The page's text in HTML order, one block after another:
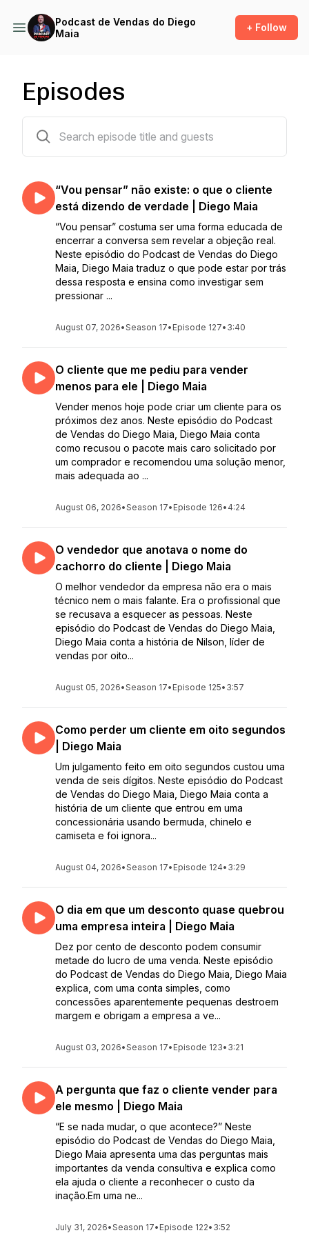
Podcast de Vendas do Diego
Maia
+ Follow
Episodes
“Vou pensar” não existe: o que o cliente
está dizendo de verdade | Diego Maia
“Vou pensar” costuma ser uma forma educada de
encerrar a conversa sem revelar a objeção real.
Neste episódio do Podcast de Vendas do Diego
Maia, Diego Maia traduz o que pode estar por trás
dessa resposta e ensina como investigar sem
pressionar ...
August 07, 2026•Season 17• Episode 127• 3:40
O cliente que me pediu para vender
menos para ele | Diego Maia
Vender menos hoje pode criar um cliente para os
próximos dez anos. Neste episódio do Podcast
de Vendas do Diego Maia, Diego Maia conta
como recusou o pacote mais caro solicitado por
um comprador e recomendou uma solução menor,
mais adequada ao ...
August 06, 2026•Season 17• Episode 126• 4:24
O vendedor que anotava o nome do
cachorro do cliente | Diego Maia
O melhor vendedor da empresa não era o mais
técnico nem o mais falante. Era o profissional que
se recusava a esquecer as pessoas. Neste
episódio do Podcast de Vendas do Diego Maia,
Diego Maia conta a história de Nilson, líder de
vendas por oito...
August 05, 2026•Season 17• Episode 125• 3:57
Como perder um cliente em oito segundos
| Diego Maia
Um julgamento feito em oito segundos custou uma
venda de seis dígitos. Neste episódio do Podcast
de Vendas do Diego Maia, Diego Maia conta a
história de um cliente que entrou em uma
concessionária usando bermuda, chinelo e
camiseta e foi ignora...
August 04, 2026•Season 17• Episode 124• 3:29
O dia em que um desconto quase quebrou
uma empresa inteira | Diego Maia
Dez por cento de desconto podem consumir
metade do lucro de uma venda. Neste episódio
do Podcast de Vendas do Diego Maia, Diego Maia
explica, com uma conta simples, como
concessões aparentemente pequenas destroem
margem e obrigam a empresa a ve...
August 03, 2026•Season 17• Episode 123• 3:21
A pergunta que faz o cliente vender para
ele mesmo | Diego Maia
“E se nada mudar, o que acontece?” Neste
episódio do Podcast de Vendas do Diego Maia,
Diego Maia apresenta uma das perguntas mais
importantes da venda consultiva e explica como
ela ajuda o cliente a reconhecer o custo da
inação.Em uma ne...
July 31, 2026•Season 17• Episode 122• 3:52